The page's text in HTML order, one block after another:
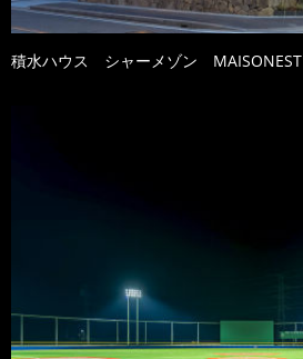
積水ハウス シャーメゾン MAISONEST